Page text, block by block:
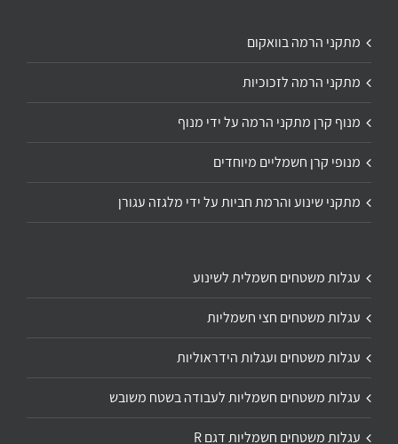
מתקני הרמה בוואקום
מתקני הרמה לזכוכיות
מנוף קרן מתקני הרמה על ידי מנוף
מנופי קרן חשמליים מיוחדים
מתקני שינוע והרמת חביות על ידי מלגזה עגורן
עגלות משטחים חשמלית לשינוע
עגלות משטחים חצי חשמליות
עגלות משטחים ועגלות הידראוליות
עגלות משטחים חשמליות לעבודה בשטח משובש
עגלות משטחים חשמליות דגם R